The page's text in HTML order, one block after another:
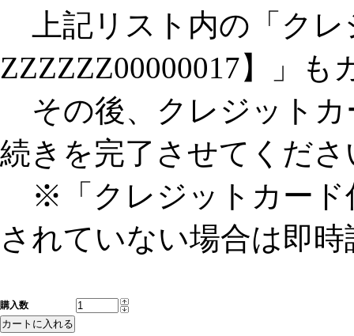
上記リスト内の「クレ
ZZZZZZ00000017】」
その後、クレジットカ
続きを完了させてくださ
※「クレジットカード
されていない場合は即
購入数